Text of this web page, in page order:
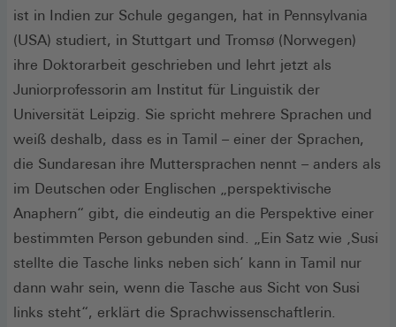
ist in Indien zur Schule gegangen, hat in Pennsylvania
(USA) studiert, in Stuttgart und Tromsø (Norwegen)
ihre Doktorarbeit geschrieben und lehrt jetzt als
Juniorprofessorin am Institut für Linguistik der
Universität Leipzig. Sie spricht mehrere Sprachen und
weiß deshalb, dass es in Tamil – einer der Sprachen,
die Sundaresan ihre Muttersprachen nennt – anders als
im Deutschen oder Englischen „perspektivische
Anaphern“ gibt, die eindeutig an die Perspektive einer
bestimmten Person gebunden sind. „Ein Satz wie ‚Susi
stellte die Tasche links neben sich’ kann in Tamil nur
dann wahr sein, wenn die Tasche aus Sicht von Susi
links steht“, erklärt die Sprachwissenschaftlerin.